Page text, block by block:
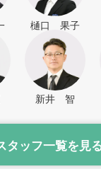
樋口 果子
新井 智
タッフ一覧を見